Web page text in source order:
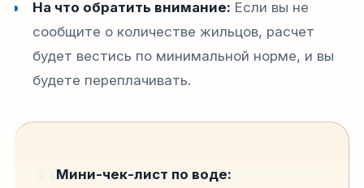
На что обратить внимание: Если вы не
сообщите о количестве жильцов, расчет
будет вестись по минимальной норме, и вы
будете переплачивать.
Мини-чек-лист по воде: